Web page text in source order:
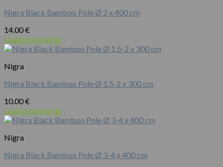
Nigra Black Bamboo Pole Ø 2 x 400 cm
14.00€
Lisää ostoskoriin
Nigra
Nigra Black Bamboo Pole Ø 1.5-2 x 300 cm
10.00€
Lisää ostoskoriin
Nigra
Nigra Black Bamboo Pole Ø 3-4 x 400 cm